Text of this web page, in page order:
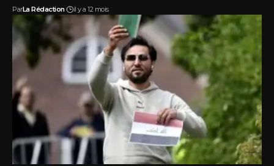
ParLa Rédaction il y a 12 mois